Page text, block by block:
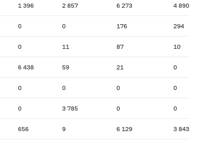
1 396 2 857 6 273 4 890
0 0 176 294
0 11 87 10
6 438 59 21 0
0 0 0 0
0 3 785 0 0
656 9 6 129 3 843